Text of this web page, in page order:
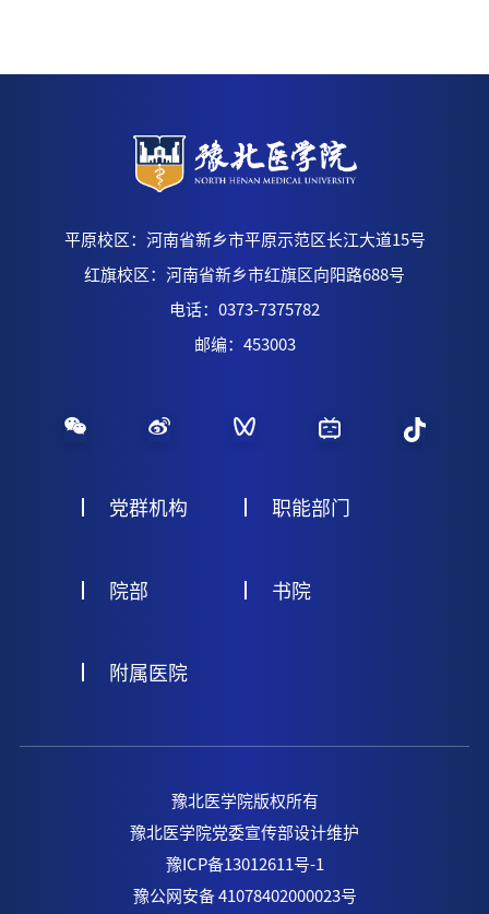
平原校区：河南省新乡市平原示范区长江大道15号
红旗校区：河南省新乡市红旗区向阳路688号
电话：0373-7375782
邮编：453003
党群机构 职能部门
院部 书院
附属医院
豫北医学院版权所有
豫北医学院党委宣传部设计维护
豫ICP备13012611号-1
豫公网安备 41078402000023号